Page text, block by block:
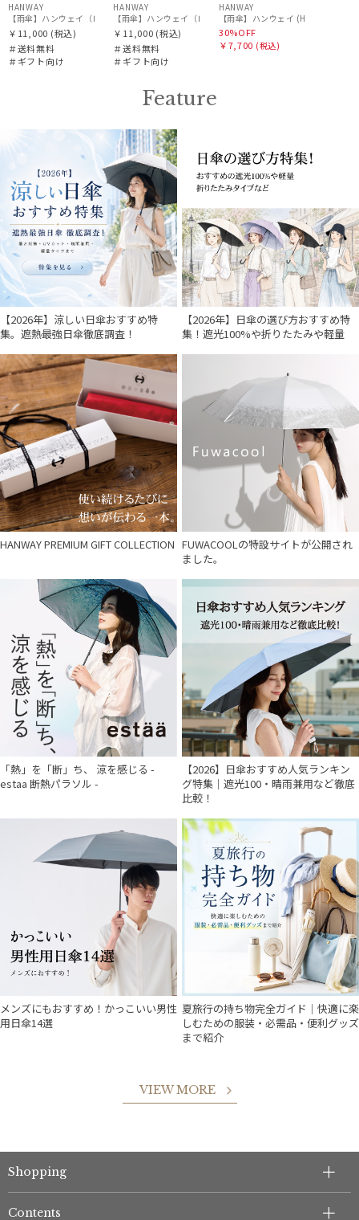
件
HANWAY
【雨傘】ハンウェイ（ＨＡＮＷＡＹ）Cempasuchil （センパスチル）
￥11,000 (税込)
＃送料無料
＃ギフト向け
HANWAY
【雨傘】ハンウェイ（ＨＡＮＷＡＹ）Amuleto mexicano TP（
￥11,000 (税込)
＃送料無料
＃ギフト向け
HANWAY
30%OFF
￥7,700 (税込)
Feature
【2026年】涼しい日傘おすすめ特
集。遮熱最強日傘徹底調査！
【2026年】日傘の選び方おすすめ特
集！遮光100%や折りたたみや軽量
HANWAY PREMIUM GIFT COLLECTION FUWACOOLの特設サイトが公開され
ました。
「熱」を「断」ち、 涼を感じる -
estaa 断熱パラソル -
【2026】日傘おすすめ人気ランキン
グ特集｜遮光100・晴雨兼用など徹底
比較！
メンズにもおすすめ！かっこいい男性
用日傘14選
夏旅行の持ち物完全ガイド｜快適に楽
しむための服装・必需品・便利グッズ
まで紹介
VIEW MORE
Shopping
Contents